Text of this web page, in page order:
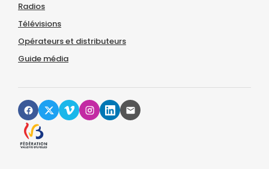
Radios
Télévisions
Opérateurs et distributeurs
Guide média